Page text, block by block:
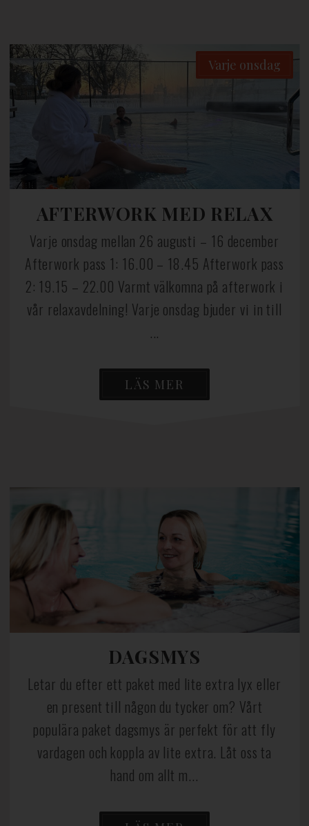
Varje onsdag
AFTERWORK MED RELAX
Varje onsdag mellan 26 augusti – 16 december
Afterwork pass 1: 16.00 – 18.45 Afterwork pass
2: 19.15 – 22.00 Varmt välkomna på afterwork i
vår relaxavdelning! Varje onsdag bjuder vi in till
...
LÄS MER
DAGSMYS
Letar du efter ett paket med lite extra lyx eller
en present till någon du tycker om? Vårt
populära paket dagsmys är perfekt för att fly
vardagen och koppla av lite extra. Låt oss ta
hand om allt m...